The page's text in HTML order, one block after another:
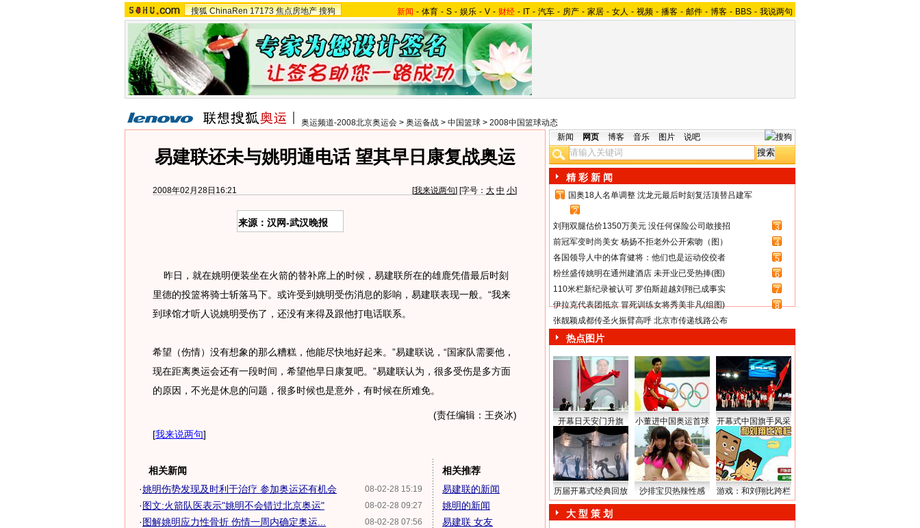
搜狐 ChinaRen 17173 焦点房地产 搜狗 新闻 - 体育 - S - 娱乐 - V - 财经 - IT - 汽车 - 房产 - 家居 - 女人 - 视频 - 播客 - 邮件 - 博客 - BBS - 我说两句
奥运频道-2008北京奥运会 > 奥运备战 > 中国篮球 > 2008中国篮球动态
易建联还未与姚明通电话 望其早日康复战奥运
2008年02月28日16:21 [我来说两句] [字号： 大 中 小]
来源：汉网-武汉晚报
昨日，就在姚明便装坐在火箭的替补席上的时候，易建联所在的雄鹿凭借最后时刻
里德的投篮将骑士斩落马下。或许受到姚明受伤消息的影响，易建联表现一般。“我来
到球馆才听人说姚明受伤了，还没有来得及跟他打电话联系。
希望（伤情）没有想象的那么糟糕，他能尽快地好起来。”易建联说，“国家队需要他，
现在距离奥运会还有一段时间，希望他早日康复吧。”易建联认为，很多受伤是多方面
的原因，不光是休息的问题，很多时候也是意外，有时候在所难免。
(责任编辑：王炎冰)
[我来说两句]
相关新闻
08-02-28 15:19
·姚明伤势发现及时利于治疗 参加奥运还有机会
08-02-28 09:27
·图文:火箭队医表示"姚明不会错过北京奥运"
08-02-28 07:56
·图解姚明应力性骨折 伤情一周内确定奥运...
相关推荐
易建联的新闻
姚明的新闻
易建联 女友
新闻 网页 博客 音乐 图片 说吧
精 彩 新 闻
1
国奥18人名单调整 沈龙元最后时刻复活顶替吕建军
2
刘翔双腿估价1350万美元 没任何保险公司敢接招
3
前冠军变时尚美女 杨扬不拒老外公开索吻（图）
4
各国领导人中的体育健将：他们也是运动佼佼者
5
粉丝盛传姚明在通州建酒店 未开业已受热捧(图)
6
110米栏新纪录被认可 罗伯斯超越刘翔已成事实
7
伊拉克代表团抵京 冒死训练女将秀美非凡(组图)
8
张靓颖成都传圣火振臂高呼 北京市传递线路公布
热点图片
开幕日天安门升旗 小董进中国奥运首球 开幕式中国旗手风采
历届开幕式经典回放 沙排宝贝热辣性感 游戏：和刘翔比跨栏
大 型 策 划